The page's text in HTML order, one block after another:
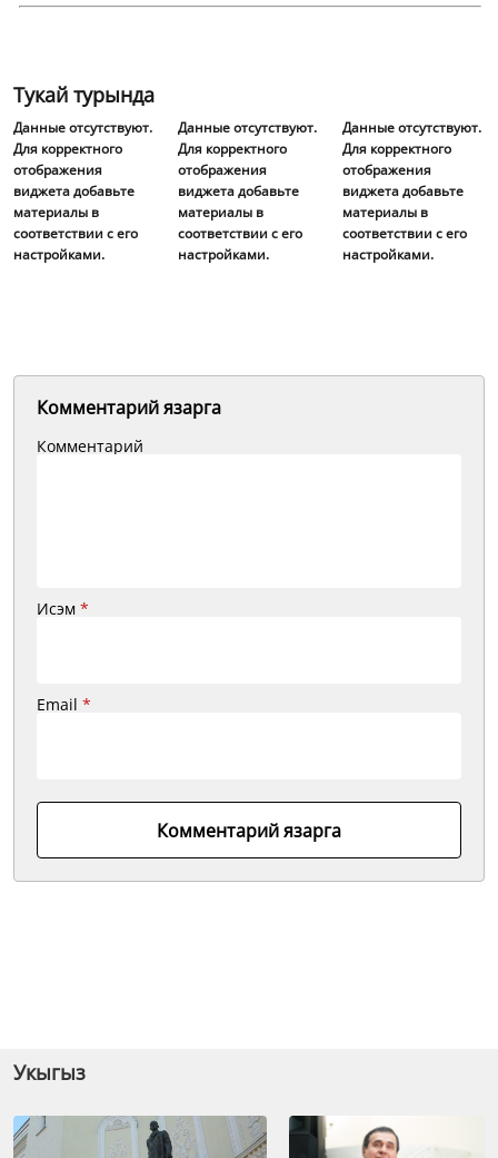
Тукай турында
Данные отсутствуют.
Для корректного
отображения
виджета добавьте
материалы в
соответствии с его
настройками.
Данные отсутствуют.
Для корректного
отображения
виджета добавьте
материалы в
соответствии с его
настройками.
Данные отсутствуют.
Для корректного
отображения
виджета добавьте
материалы в
соответствии с его
настройками.
Комментарий язарга
Комментарий
Исэм *
Email *
Комментарий язарга
Укыгыз